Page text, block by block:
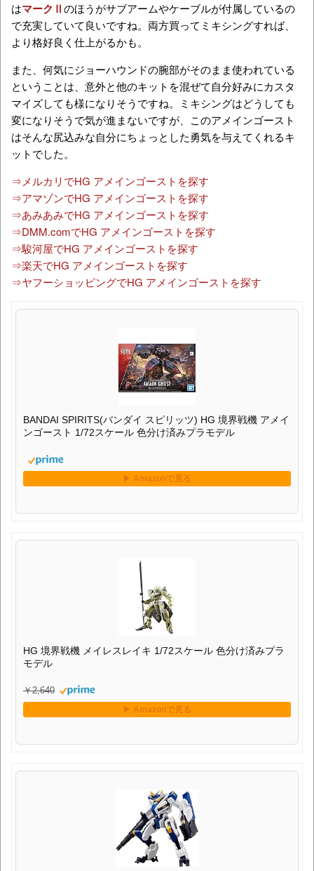
はマークⅡのほうがサブアームやケーブルが付属しているの
で充実していて良いですね。両方買ってミキシングすれば、
より格好良く仕上がるかも。
また、何気にジョーハウンドの腕部がそのまま使われている
ということは、意外と他のキットを混ぜて自分好みにカスタ
マイズしても様になりそうですね。ミキシングはどうしても
変になりそうで気が進まないですが、このアメインゴースト
はそんな尻込みな自分にちょっとした勇気を与えてくれるキ
ットでした。
⇒メルカリでHG アメインゴーストを探す
⇒アマゾンでHG アメインゴーストを探す
⇒あみあみでHG アメインゴーストを探す
⇒DMM.comでHG アメインゴーストを探す
⇒駿河屋でHG アメインゴーストを探す
⇒楽天でHG アメインゴーストを探す
⇒ヤフーショッピングでHG アメインゴーストを探す
BANDAI SPIRITS(バンダイ スピリッツ) HG 境界戦機 アメイ
ンゴースト 1/72スケール 色分け済みプラモデル
HG 境界戦機 メイレスレイキ 1/72スケール 色分け済みプラ
モデル
￥2,640